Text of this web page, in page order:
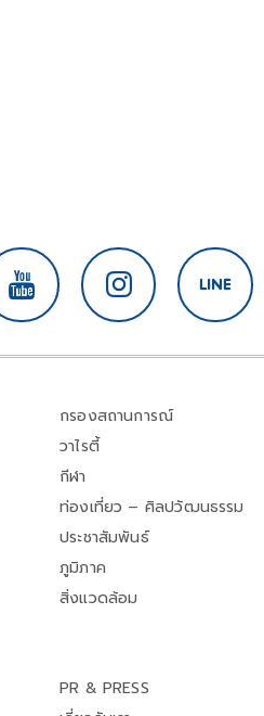
กรองสถานการณ์
วาไรตี้
กีฬา
ท่องเที่ยว – ศิลปวัฒนธรรม
ประชาสัมพันธ์
ภูมิภาค
สิ่งแวดล้อม
PR & PRESS